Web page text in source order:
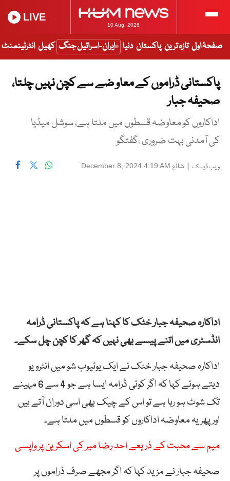
10 Aug, 2026
LIVE
صفحۂ اول تازہ ترین پاکستان دنیا ایران-اسرائیل جنگ کھیل انٹرٹینمنٹ
پاکستانی ڈراموں کے معاو ضے سے کچن نہیں چلتا،
صحیفہ جبار
اداکاروں کو معاوضہ قسطوں میں ملتا ہے، سوشل میڈیا
کی آمدنی بہت ضروری ،گفتگو
ویب ڈیسک | شائع December 8, 2024 4:19 AM
اداکارہ صحیفہ جبار خٹک کا کہنا ہے کہ پاکستانی ڈرامہ
انڈسٹری میں اتنے پیسے بھی نہیں کہ گھر کا کچن چل سکے۔
اداکارہ صحیفہ جبار خٹک نے ایک یوٹیوب شو میں انٹرویو
دیتے ہوئے کہا کہ اگر کوئی ڈرامہ ایسا ہے جو 4 سے 6 مہینے
تک شوٹ ہو رہا ہے تو اس کے چیک بھی اسی دوران آتے ہیں
اور پھر یہ معاوضہ اداکاروں کو قسطوں میں ملتا ہے۔
میم سے محبت کے ذریعے احد رضا میر کی اسکرین پر واپسی
صحیفہ جبار نے مزید کہا کہ اگر مجھے صرف ڈراموں پر